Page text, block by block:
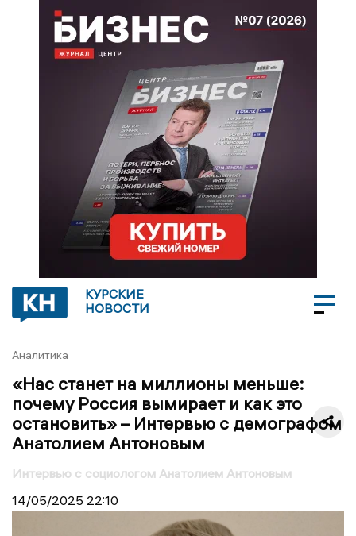
КУРСКИЕ
НОВОСТИ
Аналитика
«Нас станет на миллионы меньше:
почему Россия вымирает и как это
остановить» – Интервью с демографом
Анатолием Антоновым
Интервью с социологом Анатолием Антоновым
14/05/2025 22:10